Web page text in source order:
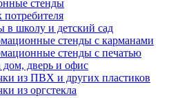
стенды
потребителя
в школу и детский сад
стенды с карманами
стенды с печатью
дверь и офис
из ПВХ и других пластиков
из оргстекла